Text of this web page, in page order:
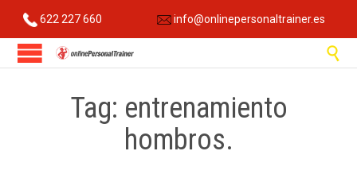
622 227 660 info@onlinepersonaltrainer.es

Tag: entrenamiento
hombros.